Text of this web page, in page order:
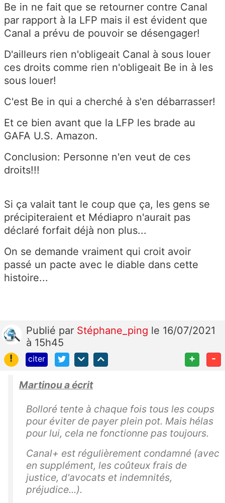
Be in ne fait que se retourner contre Canal
par rapport à la LFP mais il est évident que
Canal a prévu de pouvoir se désengager!
D'ailleurs rien n'obligeait Canal à sous louer
ces droits comme rien n'obligeait Be in à les
sous louer!
C'est Be in qui a cherché à s'en débarrasser!
Et ce bien avant que la LFP les brade au
GAFA U.S. Amazon.
Conclusion: Personne n'en veut de ces
droits!!!
Si ça valait tant le coup que ça, les gens se
précipiteraient et Médiapro n'aurait pas
déclaré forfait déjà non plus...
On se demande vraiment qui croit avoir
passé un pacte avec le diable dans cette
histoire...
Publié par Stéphane_ping le 16/07/2021
à 15h45
!
citer + -
Martinou a écrit
Bolloré tente à chaque fois tous les coups
pour éviter de payer plein pot. Mais hélas
pour lui, cela ne fonctionne pas toujours.
Canal+ est régulièrement condamné (avec
en supplément, les coûteux frais de
justice, d'avocats et indemnités,
préjudice...).